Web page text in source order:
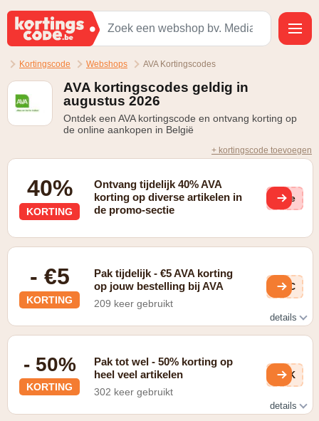
Kortingscode Webshops AVA Kortingscodes
AVA kortingscodes geldig in
augustus 2026
Ontdek een AVA kortingscode en ontvang korting op
de online aankopen in België
+ kortingscode toevoegen
40%
KORTING
Ontvang tijdelijk 40% AVA
korting op diverse artikelen in
de promo-sectie
(ge
- €5
KORTING
Pak tijdelijk - €5 AVA korting
op jouw bestelling bij AVA
209 keer gebruikt
toC
details
- 50%
KORTING
Pak tot wel - 50% korting op
heel veel artikelen
302 keer gebruikt
UHK
details